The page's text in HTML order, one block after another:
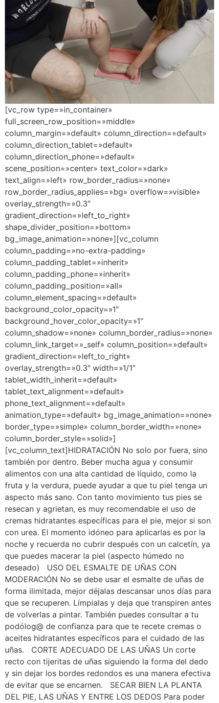
[vc_row type=»in_container»
full_screen_row_position=»middle»
column_margin=»default» column_direction=»default»
column_direction_tablet=»default»
column_direction_phone=»default»
scene_position=»center» text_color=»dark»
text_align=»left» row_border_radius=»none»
row_border_radius_applies=»bg» overflow=»visible»
overlay_strength=»0.3″
gradient_direction=»left_to_right»
shape_divider_position=»bottom»
bg_image_animation=»none»][vc_column
column_padding=»no-extra-padding»
column_padding_tablet=»inherit»
column_padding_phone=»inherit»
column_padding_position=»all»
column_element_spacing=»default»
background_color_opacity=»1″
background_hover_color_opacity=»1″
column_shadow=»none» column_border_radius=»none»
column_link_target=»_self» column_position=»default»
gradient_direction=»left_to_right»
overlay_strength=»0.3″ width=»1/1″
tablet_width_inherit=»default»
tablet_text_alignment=»default»
phone_text_alignment=»default»
animation_type=»default» bg_image_animation=»none»
border_type=»simple» column_border_width=»none»
column_border_style=»solid»]
[vc_column_text]HIDRATACIÓN No solo por fuera, sino
también por dentro. Beber mucha agua y consumir
alimentos con una alta cantidad de líquido, como la
fruta y la verdura, puede ayudar a que tu piel tenga un
aspecto más sano. Con tanto movimiento tus pies se
resecan y agrietan, es muy recomendable el uso de
cremas hidratantes específicas para el pie, mejor si son
con urea. El momento idóneo para aplicarlas es por la
noche y recuerda no cubrir después con un calcetín, ya
que puedes macerar la piel (aspecto húmedo no
deseado) USO DEL ESMALTE DE UÑAS CON
MODERACIÓN No se debe usar el esmalte de uñas de
forma ilimitada, mejor déjalas descansar unos días para
que se recuperen. Límpialas y deja que transpiren antes
de volverlas a pintar. También puedes consultar a tu
podólog@ de confianza para que te recete cremas o
aceites hidratantes específicos para el cuidado de las
uñas. CORTE ADECUADO DE LAS UÑAS Un corte
recto con tijeritas de uñas siguiendo la forma del dedo
y sin dejar los bordes redondos es una manera efectiva
de evitar que se encarnen. SECAR BIEN LA PLANTA
DEL PIE, LAS UÑAS Y ENTRE LOS DEDOS Para poder